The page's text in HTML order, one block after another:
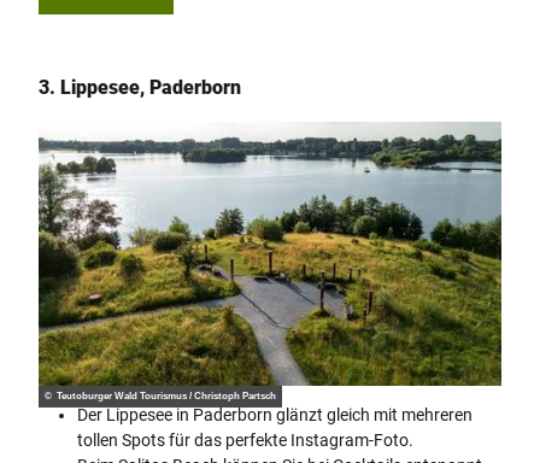
3. Lippesee, Paderborn
© Teutoburger Wald Tourismus / Christoph Partsch
Der Lippesee in Paderborn glänzt gleich mit mehreren
tollen Spots für das perfekte Instagram-Foto.